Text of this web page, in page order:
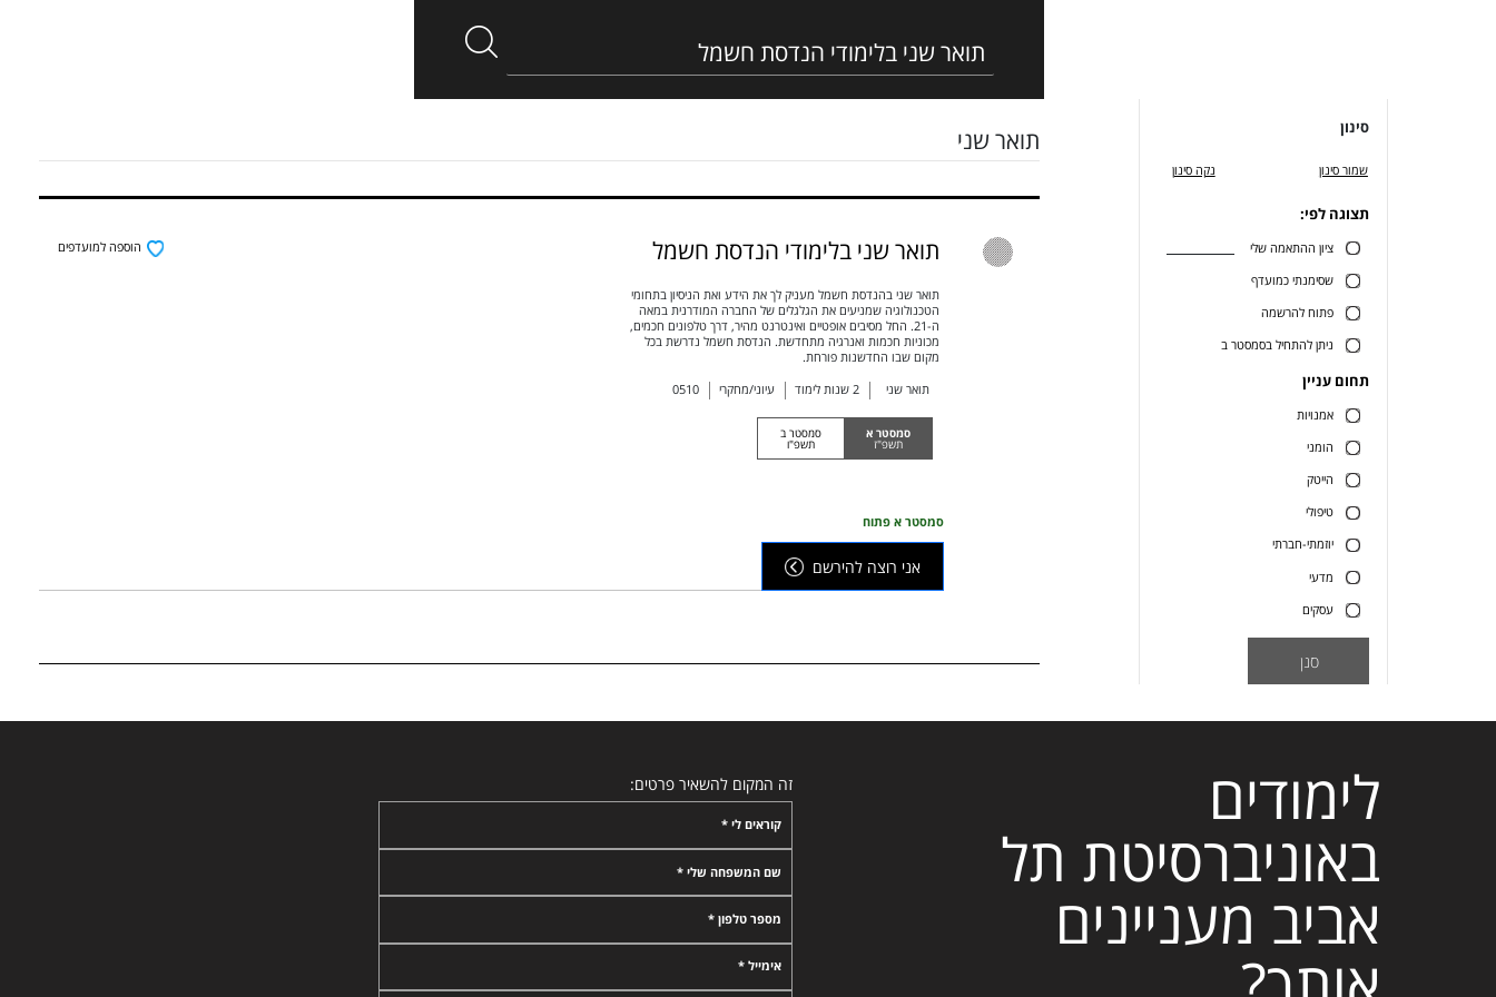
סינון
שמור סינון נקה סינון
תצוגה לפי:
ציון ההתאמה שלי
שסימנתי כמועדף
פתוח להרשמה
ניתן להתחיל בסמסטר ב
תחום עניין
אמנויות
הומני
הייטק
טיפולי
יוזמתי-חברתי
מדעי
עסקים
סנן
תואר שני
תואר שני בלימודי הנדסת חשמל
תואר שני בהנדסת חשמל מעניק לך את הידע ואת הניסיון בתחומי
הטכנולוגיה שמניעים את הגלגלים של החברה המודרנית במאה
ה-21. החל מסיבים אופטיים ואינטרנט מהיר, דרך טלפונים חכמים,
מכוניות חכמות ואנרגיה מתחדשת. הנדסת חשמל נדרשת בכל
מקום שבו החדשנות פורחת.
תואר שני 2 שנות לימוד עיוני/מחקרי 0510
סמסטר א
תשפ"ז
סמסטר ב
תשפ"ו
הוספה למועדפים
סמסטר א פתוח
אני רוצה להירשם
לימודים
באוניברסיטת תל
אביב מעניינים
זה המקום להשאיר פרטים:
קוראים לי *
שם המשפחה שלי *
מספר טלפון *
אימייל *